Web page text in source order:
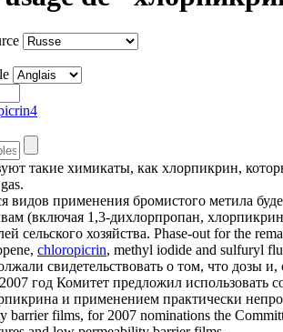
4
такие химикаты, как хлорпикрин,
видов применения бромистого метила
(включая 1,3-дихлорпропан, хлорпикрин
сельского хозяйства. Phase-out for the
chloropicrin, methyl iodide and sulfuryl
свидетельствовать о том, что дозы
год Комитет предложил
и применением практически
barrier films, for 2007 nominations the